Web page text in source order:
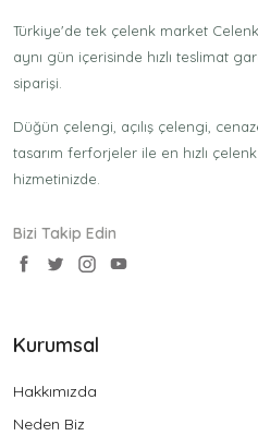
Türkiye'de tek çelenk market
aynı gün içerisinde hızlı teslimat
siparişi.
Düğün çelengi, açılış çelengi,
tasarım ferforjeler ile en hızlı
hizmetinizde.
Bizi Takip Edin
Kurumsal
Hakkımızda
Neden Biz